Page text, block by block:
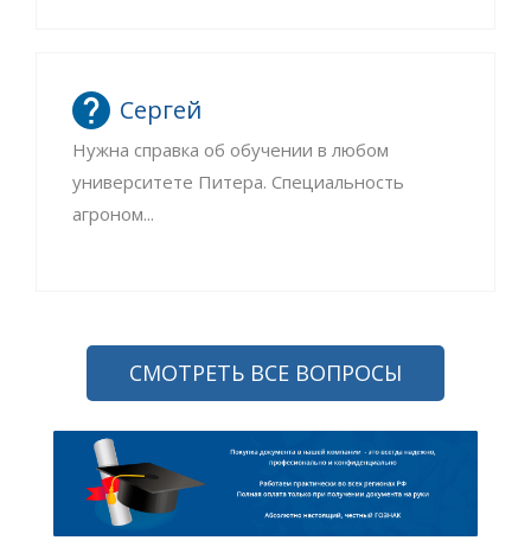
Сергей
Нужна справка об обучении в любом
университете Питера. Специальность
агроном...
СМОТРЕТЬ ВСЕ ВОПРОСЫ